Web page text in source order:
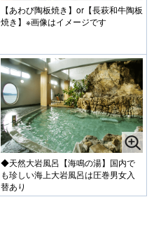
【あわび陶板焼き】or【長萩和牛陶板
焼き】※画像はイメージです
◆天然大岩風呂【海鳴の湯】国内で
も珍しい海上大岩風呂は圧巻男女入
替あり